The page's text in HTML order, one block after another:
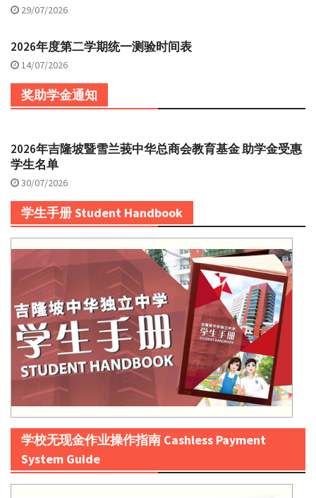
29/07/2026
2026年度第二学期统一测验时间表
14/07/2026
奖助学金通知
2026年吉隆坡暨雪兰莪中华总商会教育基金 助学金受惠
学生名单
30/07/2026
学生手册 Student Handbook
学校无现金作业操作指南 Cashless Payment
System Guide